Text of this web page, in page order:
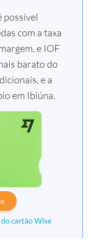
possível
com a taxa
e IOF
barato do
e a
em Ibiúna.
cartão Wise